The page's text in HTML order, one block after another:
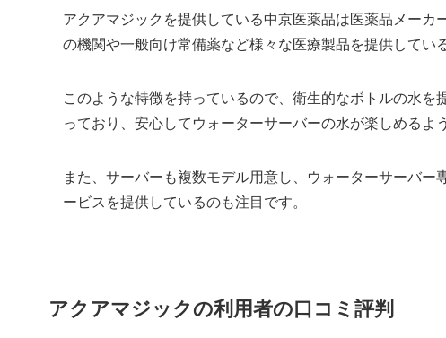
アクアマジックを提供している中京医薬品は医薬品メーカ
の機関や一般向け常備薬など様々な医療製品を提供してい
このような特徴を持っているので、衛生的なボトルの水を
っており、安心してウォーターサーバーの水が楽しめるよ
また、サーバーも複数モデル用意し、ウォーターサーバー
ービスを提供しているのも注目です。
アクアマジックの利用者の口コミ評判